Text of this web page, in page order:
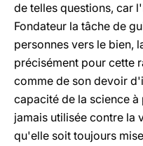
de telles questions, car
Fondateur la tâche de
personnes vers le bien,
précisément pour cette
comme de son devoir
capacité de la science
jamais utilisée contre la
qu'elle soit toujours